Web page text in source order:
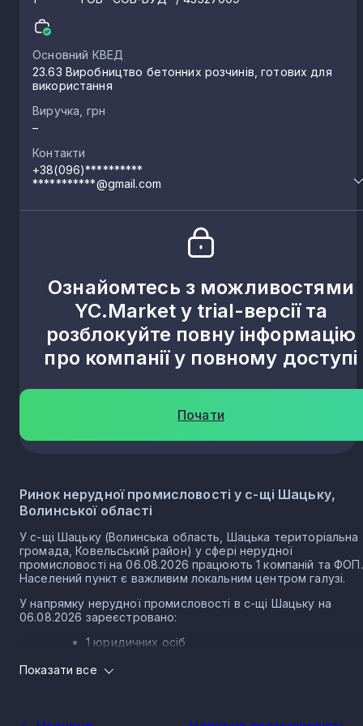
Основний КВЕД
23.63 Виробництво бетонних розчинів, готових для
використання
Виручка, грн
–
Контакти
+38(096)**********
***********@gmail.com
Ознайомтесь з можливостями
YC.Market у trial-версії та
розблокуйте повну інформацію
про компанії у повному доступі
Почати
Ринок нерудної промисловості у с-щі Шацьку,
Волинської області
У с-щі Шацьку (Волинська область, Шацька територіальна
громада, Ковельський район) у сфері нерудної
промисловості на 06.08.2026 працюють 1 компаній та ФОП.
Населений пункт є важливим локальним центром галузі.
У напрямку нерудної промисловості в с-щі Шацьку на
06.08.2026 зареєстровано:
1 юридичних осіб
Показати все